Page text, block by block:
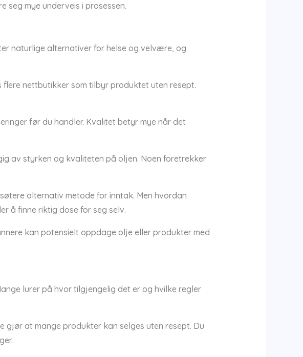
seg mye underveis i prosessen.
naturlige alternativer for helse og velvære, og
flere nettbutikker som tilbyr produktet uten resept.
før du handler. Kvalitet betyr mye når det
av styrken og kvaliteten på oljen. Noen foretrekker
alternativ metode for inntak. Men hvordan
å finne riktig dose for seg selv.
kan potensielt oppdage olje eller produkter med
lurer på hvor tilgjengelig det er og hvilke regler
gjør at mange produkter kan selges uten resept. Du